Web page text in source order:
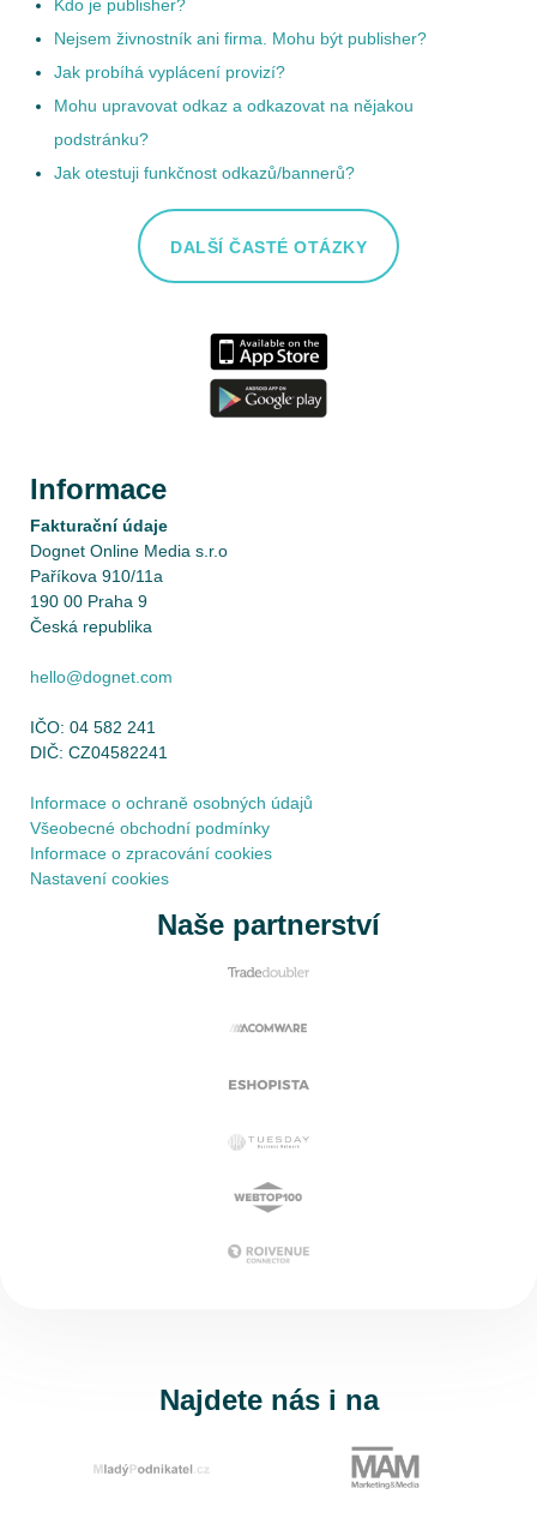
Kdo je publisher?
Nejsem živnostník ani firma. Mohu být publisher?
Jak probíhá vyplácení provizí?
Mohu upravovat odkaz a odkazovat na nějakou
podstránku?
Jak otestuji funkčnost odkazů/bannerů?
DALŠÍ ČASTÉ OTÁZKY
Informace
Fakturační údaje
Dognet Online Media s.r.o
Paříkova 910/11a
190 00 Praha 9
Česká republika
hello@dognet.com
IČO: 04 582 241
DIČ: CZ04582241
Informace o ochraně osobných údajů
Všeobecné obchodní podmínky
Informace o zpracování cookies
Nastavení cookies
Naše partnerství
Najdete nás i na